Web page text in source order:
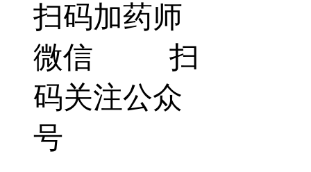
扫码加药师
微信 扫
码关注公众
号